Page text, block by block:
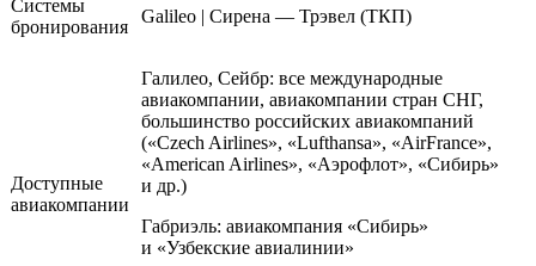
Системы
бронирования
Galileo | Сирена — Трэвел (ТКП)
Доступные
авиакомпании
Галилео, Сейбр: все международные
авиакомпании, авиакомпании стран СНГ,
большинство российских авиакомпаний
(«Czech Airlines», «Lufthansa», «AirFrance»,
«American Airlines», «Аэрофлот», «Сибирь»
и др.)
Габриэль: авиакомпания «Сибирь»
и «Узбекские авиалинии»